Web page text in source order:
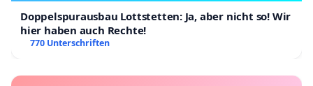
Doppelspurausbau Lottstetten: Ja, aber nicht so! Wir
hier haben auch Rechte!
770 Unterschriften